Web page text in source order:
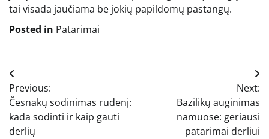
tai visada jaučiama be jokių papildomų pastangų.
Posted in Patarimai
Navigacija
tarp
įrašų
Previous:
Česnakų sodinimas rudenį:
kada sodinti ir kaip gauti
derlių
Next:
Bazilikų auginimas
namuose: geriausi
patarimai derliui